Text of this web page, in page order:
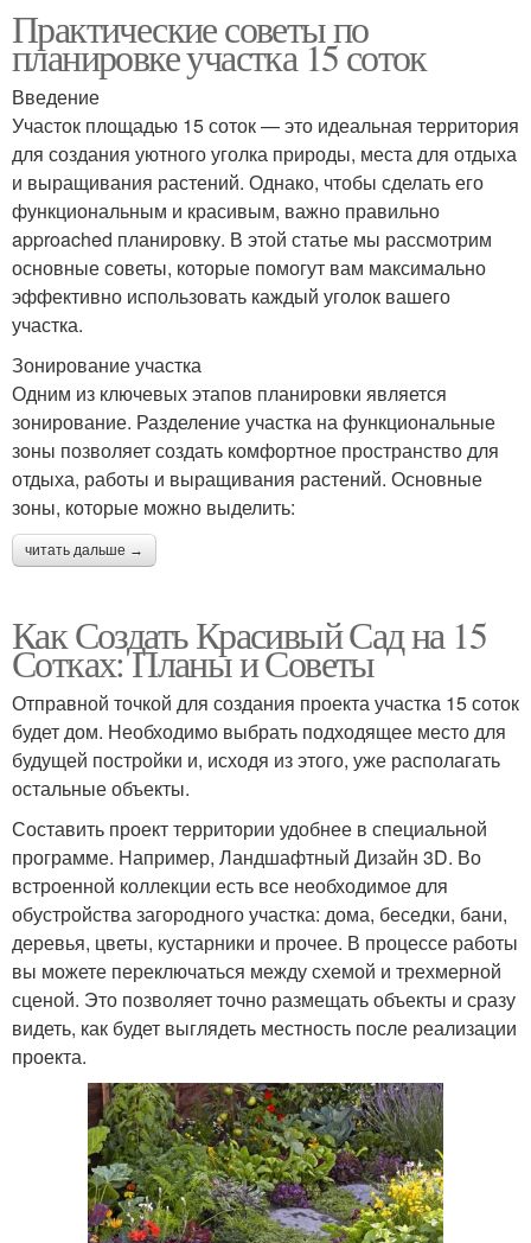
Практические советы по
планировке участка 15 соток
Введение
Участок площадью 15 соток — это идеальная территория
для создания уютного уголка природы, места для отдыха
и выращивания растений. Однако, чтобы сделать его
функциональным и красивым, важно правильно
approached планировку. В этой статье мы рассмотрим
основные советы, которые помогут вам максимально
эффективно использовать каждый уголок вашего
участка.
Зонирование участка
Одним из ключевых этапов планировки является
зонирование. Разделение участка на функциональные
зоны позволяет создать комфортное пространство для
отдыха, работы и выращивания растений. Основные
зоны, которые можно выделить:
читать дальше →
Как Создать Красивый Сад на 15
Сотках: Планы и Советы
Отправной точкой для создания проекта участка 15 соток
будет дом. Необходимо выбрать подходящее место для
будущей постройки и, исходя из этого, уже располагать
остальные объекты.
Составить проект территории удобнее в специальной
программе. Например, Ландшафтный Дизайн 3D. Во
встроенной коллекции есть все необходимое для
обустройства загородного участка: дома, беседки, бани,
деревья, цветы, кустарники и прочее. В процессе работы
вы можете переключаться между схемой и трехмерной
сценой. Это позволяет точно размещать объекты и сразу
видеть, как будет выглядеть местность после реализации
проекта.